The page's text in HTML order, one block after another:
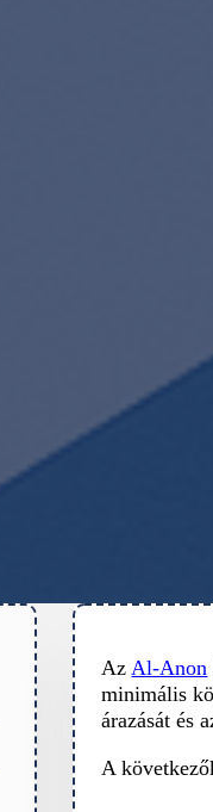
Az Al-Anon
minimális
árazását és
A